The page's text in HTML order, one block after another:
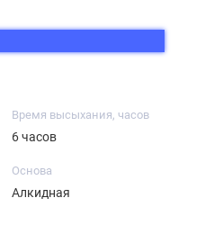
Время высыхания, часов
6 часов
Основа
Алкидная